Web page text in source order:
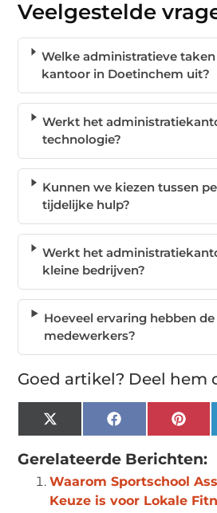
Veelgestelde
Welke administratieve
kantoor in Doetinchem uit?
Werkt het
technologie?
Kunnen we kiezen tussen
tijdelijke hulp?
Werkt het
kleine bedrijven?
Hoeveel ervaring hebben de
medewerkers?
Goed artikel? Deel hem
X
(Twitter)
Facebook
Gerelateerde Berichten:
Waarom Sportschool
Keuze is voor Lokale